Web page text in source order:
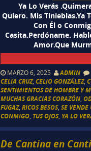
Ya Lo Verás
Quiero. Mis Tinieblas.Ya
Con Él o
Casita.Perdóname.
Amor.Que
MARZO 6, 2025 ADMIN
CELIA CRUZ,CELIO GONZÁLEZ,
SENTIMIENTOS DE HOMBRE Y
MUCHAS GRACIAS CORAZÓN ,
FUGAZ,RICOS BESOS,SE VENDE
CONMIGO TUS OJOS, YA LO
De Cantina en